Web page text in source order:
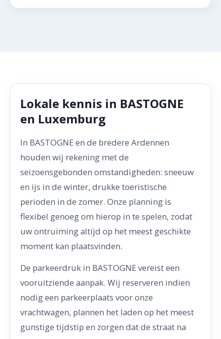
Lokale kennis in BASTOGNE
en Luxemburg
In BASTOGNE en de bredere Ardennen
houden wij rekening met de
seizoensgebonden omstandigheden: sneeuw
en ijs in de winter, drukke toeristische
perioden in de zomer. Onze planning is
flexibel genoeg om hierop in te spelen, zodat
uw ontruiming altijd op het meest geschikte
moment kan plaatsvinden.
De parkeerdruk in BASTOGNE vereist een
vooruitziende aanpak. Wij reserveren indien
nodig een parkeerplaats voor onze
vrachtwagen, plannen het laden op het meest
gunstige tijdstip en zorgen dat de straat na